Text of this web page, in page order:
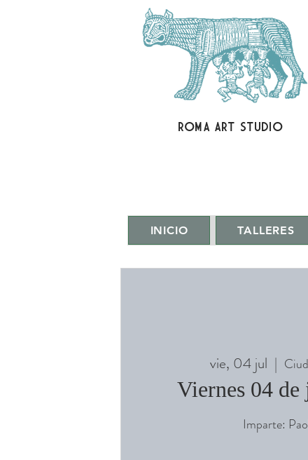
ROMA ART STUDIO
INICIO TALLERES
vie, 04 jul
  |
Viernes 04
Imparte: